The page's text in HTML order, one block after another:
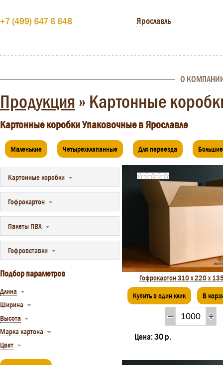
+7 (499) 647 6 648 Ярославль
О
Продукция » Картонные
Картонные коробки Упаковочные в Ярославле
Маленькие Четырехклапанные Для переезда Большие
Картонные коробки
Гофрокартон
Пакеты ПВХ
Гофровставки
Подбор параметров
Длина
Ширина
Высота
Марка картона
Цвет
Гофрокартон 310 х 220 х
Купить в один клик В
Цена: 30 р.